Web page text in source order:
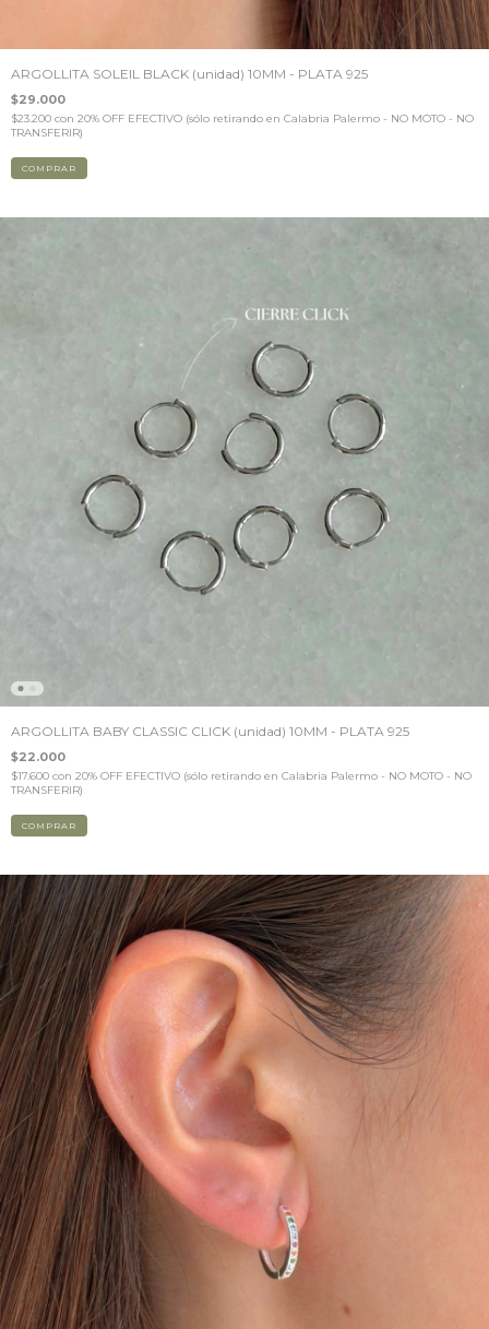
ARGOLLITA SOLEIL BLACK (unidad) 10MM - PLATA 925
$29.000
$23.200 con 20% OFF EFECTIVO (sólo retirando en Calabria Palermo - NO MOTO - NO
TRANSFERIR)
COMPRAR
ARGOLLITA BABY CLASSIC CLICK (unidad) 10MM - PLATA 925
$22.000
$17.600 con 20% OFF EFECTIVO (sólo retirando en Calabria Palermo - NO MOTO - NO
TRANSFERIR)
COMPRAR